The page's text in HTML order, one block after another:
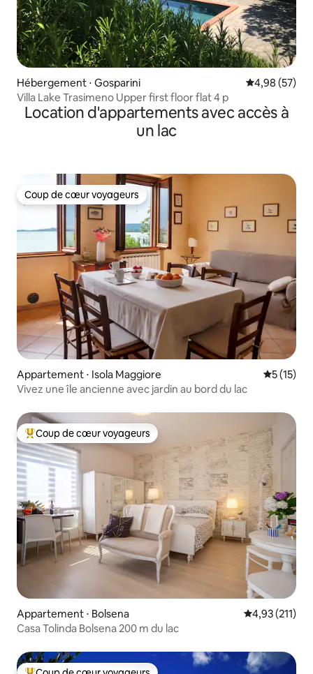
Hébergement ⋅ Gosparini Évaluation
4,98 (57)
Villa Lake Trasimeno Upper first floor flat 4 p
Location d'appartements avec accès à
un lac
Coup de cœur voyageurs
Coup de cœur voyageurs
Appartement ⋅ Isola Maggiore
5 (15)
Vivez une île ancienne avec jardin au bord du lac
Coups de cœur voyageurs les plus appréciés
Coup de cœur voyageurs
Appartement ⋅ Bolsena Évaluation
4,93 (211)
Casa Tolinda Bolsena 200 m du lac